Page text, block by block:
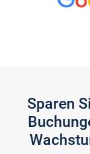
Sparen